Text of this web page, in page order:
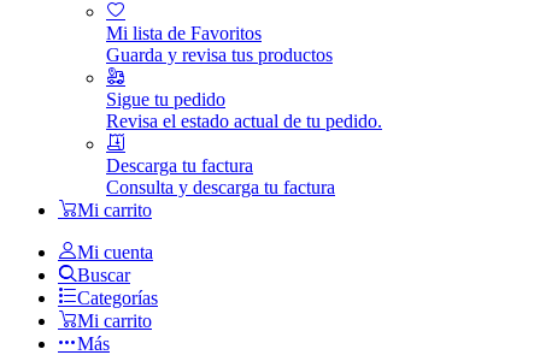
Mi lista de Favoritos
Guarda y revisa tus productos
Sigue tu pedido
Revisa el estado actual de tu pedido.
Descarga tu factura
Consulta y descarga tu factura
Mi carrito
Mi cuenta
Buscar
Categorías
Mi carrito
Más